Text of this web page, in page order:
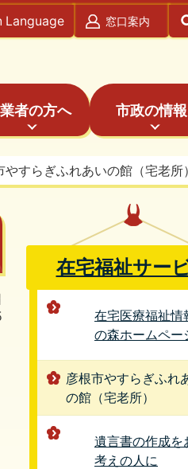
Language 窓口案内
者の方へ 市政の情報
やすらぎふれあいの館（宅老所）
在宅福祉サー
在宅医療福祉情
の森ホームペー
彦根市やすらぎふれ
の館（宅老所）
遺言書の作成を
考えの人に